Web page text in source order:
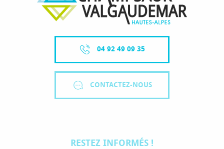
04 92 49 09 35
CONTACTEZ-NOUS
RESTEZ INFORMÉS !